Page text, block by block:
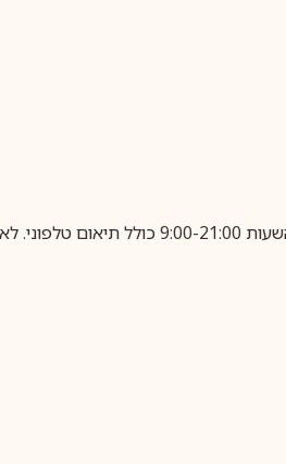
בביצוע הזמנה עד השעה 10:00 בימים א-ה, קבלת המשלוח תבוצע עד חמישה ימי עסקים